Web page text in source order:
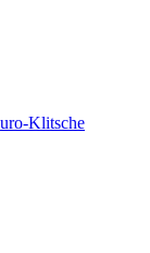
Klitsche